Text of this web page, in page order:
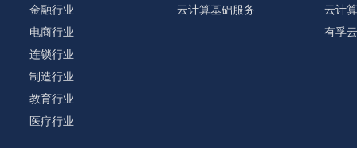
金融行业
电商行业
连锁行业
制造行业
教育行业
医疗行业
云计算基础服务
云计
有孚云